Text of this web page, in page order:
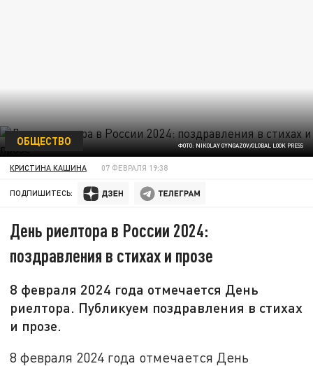
ФОТО: NIKOLAY GYNGAZOV/GLOBAL LOOK PRESS
ОБЩЕСТВО
КРИСТИНА КАШИНА 07 ФЕВРАЛЯ 19:38
ПОДПИШИТЕСЬ:
День риелтора в России 2024:
поздравления в стихах и прозе
8 февраля 2024 года отмечается День
риелтора. Публикуем поздравления в стихах
и прозе.
8 февраля 2024 года отмечается День